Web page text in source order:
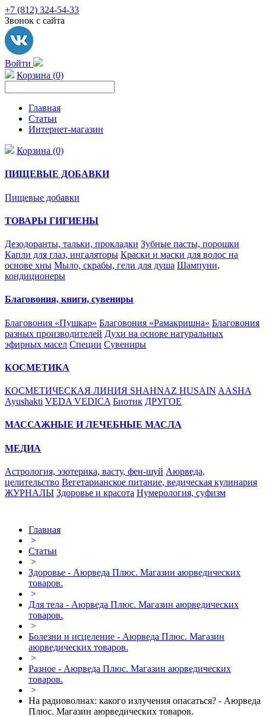
+7 (812) 324-54-33
Звонок с сайта
Войти
Корзина (0)
Главная
Статьи
Интернет-магазин
Корзина (0)
ПИЩЕВЫЕ ДОБАВКИ
Пищевые добавки
ТОВАРЫ ГИГИЕНЫ
Дезодоранты, тальки, прокладки Зубные пасты, порошки
Капли для глаз, ингаляторы Краски и маски для волос на
основе хны Мыло, скрабы, гели для душа Шампуни,
кондиционеры
Благовония, книги, сувениры
Благовония «Пушкар» Благовония «Рамакришна» Благовония
разных производителей Духи на основе натуральных
эфирных масел Специи Сувениры
КОСМЕТИКА
КОСМЕТИЧЕСКАЯ ЛИНИЯ SHAHNAZ HUSAIN AASHA
Ayushakti VEDA VEDICA Биотик ДРУГОЕ
МАССАЖНЫЕ И ЛЕЧЕБНЫЕ МАСЛА
МЕДИА
Астрология, эзотерика, васту, фен-шуй Аюрведа,
целительство Вегетарианское питание, ведическая кулинария
ЖУРНАЛЫ Здоровье и красота Нумерология, суфизм
Главная
>
Статьи
>
Здоровье - Аюрведа Плюс. Магазин аюрведических
товаров.
>
Для тела - Аюрведа Плюс. Магазин аюрведических
товаров.
>
Болезни и исцеление - Аюрведа Плюс. Магазин
аюрведических товаров.
>
Разное - Аюрведа Плюс. Магазин аюрведических
товаров.
>
На радиоволнах: какого излучения опасаться? - Аюрведа
Плюс. Магазин аюрведических товаров.